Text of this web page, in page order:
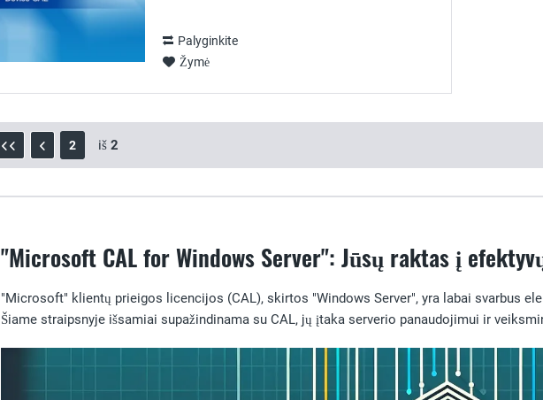
Palyginkite
Žymė
2 iš 2
"Microsoft CAL for Windows Server": Jūsų raktas į
"Microsoft" klientų prieigos licencijos (CAL), skirtos "Windows Server", yra labai svarbus
Šiame straipsnyje išsamiai supažindinama su CAL, jų įtaka serverio panaudojimui ir